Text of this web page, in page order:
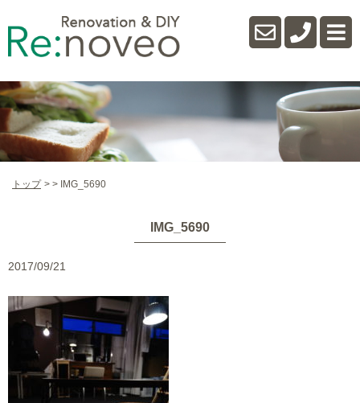
トップ IMG_5690
IMG_5690
2017/09/21